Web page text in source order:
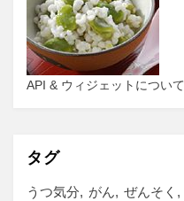
API & ウィジェットについて
タグ
うつ気分 がん ぜんそく